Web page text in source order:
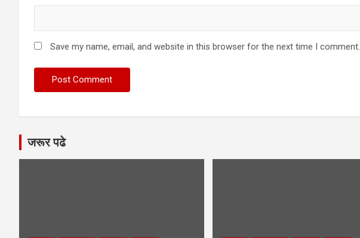
Save my name, email, and website in this browser for the next time I comment.
जरूर पढे